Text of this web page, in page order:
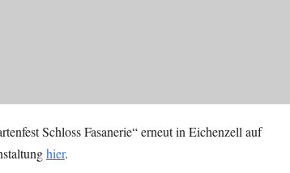
Schloss Fasanerie“ erneut in Eichenzell auf
hier.